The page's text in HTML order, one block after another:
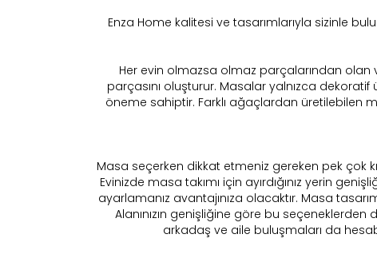
Enza Home kalitesi ve tasarımlarıyla sizinle
Her evin olmazsa olmaz parçalarından olan
parçasını oluşturur. Masalar yalnızca
öneme sahiptir. Farklı ağaçlardan üretilebilen
Masa seçerken dikkat etmeniz gereken pek çok
Evinizde masa takımı için ayırdığınız yerin
ayarlamanız avantajınıza olacaktır. Masa
Alanınızın genişliğine göre bu
arkadaş ve aile buluşmaları da